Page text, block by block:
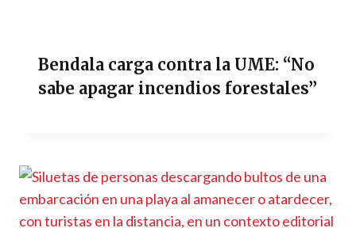
Bendala carga contra la UME: “No
sabe apagar incendios forestales”